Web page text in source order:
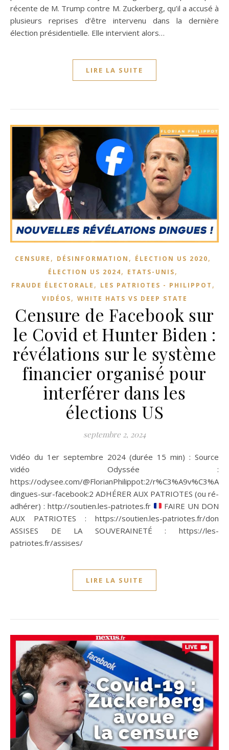
récente de M. Trump contre M. Zuckerberg, qu’il a accusé à
plusieurs reprises d’être intervenu dans la dernière
élection présidentielle. Elle intervient alors…
LIRE LA SUITE
CENSURE , DÉSINFORMATION , ÉLECTION US 2020,
ÉLECTION US 2024, ETATS-UNIS,
FRAUDE ÉLECTORALE , LES PATRIOTES - PHILIPPOT ,
VIDÉOS, WHITE HATS VS DEEP STATE
Censure de Facebook sur
le Covid et Hunter Biden :
révélations sur le système
financier organisé pour
interférer dans les
élections US
septembre 2, 2024
Vidéo du 1er septembre 2024 (durée 15 min) : Source
vidéo Odyssée :
https://odysee.com/@FlorianPhilippot:2/
dingues-sur-facebook:2 ADHÉRER AUX PATRIOTES (ou ré-
adhérer) : http://soutien.les-patriotes.fr
FAIRE UN DON
AUX PATRIOTES : https://soutien.les-patriotes.fr/don
ASSISES DE LA SOUVERAINETÉ : https://les-
patriotes.fr/assises/
LIRE LA SUITE